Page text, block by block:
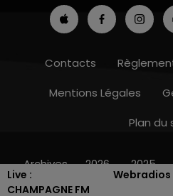
Live :
CHAMPAGNE FM
Webradios
11h00 - 16h00
Contacts
Mentions Légales
Plan du
Archives 2026 2025